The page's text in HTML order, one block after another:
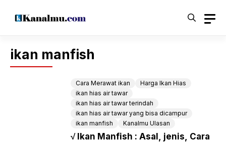
ikan manfish
Cara Merawat ikan
Harga Ikan Hias
ikan hias air tawar
ikan hias air tawar terindah
ikan hias air tawar yang bisa dicampur
ikan manfish
Kanalmu Ulasan
√ Ikan Manfish : Asal, jenis, Cara